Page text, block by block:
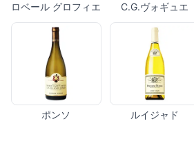
ロベール グロフィエ C.G.ヴォギュエ
ポンソ ルイジャド